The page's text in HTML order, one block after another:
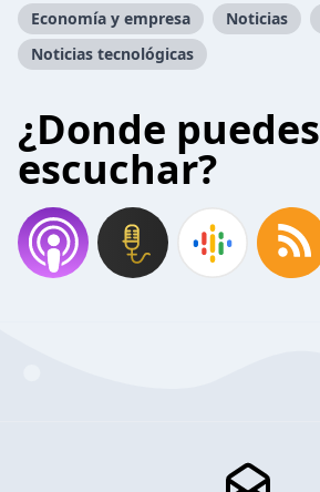
Economía y empresa Noticias
Noticias tecnológicas
¿Donde puedes
escuchar?